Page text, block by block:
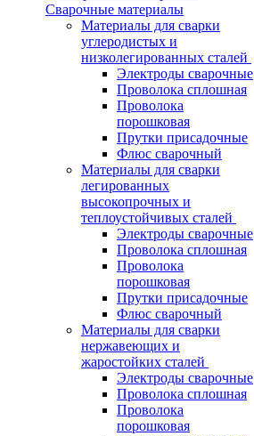
Сварочные материалы
Материалы для сварки
углеродистых и
низколегированных сталей
Электроды сварочные
Проволока сплошная
Проволока
порошковая
Прутки присадочные
Флюс сварочный
Материалы для сварки
легированных
высокопрочных и
теплоустойчивых сталей
Электроды сварочные
Проволока сплошная
Проволока
порошковая
Прутки присадочные
Флюс сварочный
Материалы для сварки
нержавеющих и
жаростойких сталей
Электроды сварочные
Проволока сплошная
Проволока
порошковая